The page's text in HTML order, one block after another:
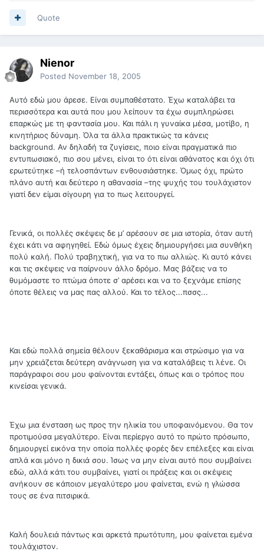
Quote
Nienor
Posted November 18, 2005
Αυτό εδώ μου άρεσε. Είναι συμπαθέστατο. Έχω καταλάβει τα
περισσότερα και αυτά που μου λείπουν τα έχω συμπληρώσει
επαρκώς με τη φαντασία μου. Και πάλι η γυναίκα μέσα, μοτίβο, η
κινητήριος δύναμη. Όλα τα άλλα πρακτικώς τα κάνεις
background. Αν δηλαδή τα ζυγίσεις, ποιο είναι πραγματικά πιο
εντυπωσιακό, πιο σου μένει, είναι το ότι είναι αθάνατος και όχι ότι
ερωτεύτηκε –ή τελοσπάντων ενθουσιάστηκε. Όμως όχι, πρώτο
πλάνο αυτή και δεύτερο η αθανασία –της ψυχής του τουλάχιστον
γιατί δεν είμαι σίγουρη για το πως λειτουργεί.
Γενικά, οι πολλές σκέψεις δε μ’ αρέσουν σε μια ιστορία, όταν αυτή
έχει κάτι να αφηγηθεί. Εδώ όμως έχεις δημιουργήσει μια συνθήκη
πολύ καλή. Πολύ τραβηχτική, για να το πω αλλιώς. Κι αυτό κάνει
και τις σκέψεις να παίρνουν άλλο δρόμο. Μας βάζεις να το
θυμόμαστε το πτώμα όποτε σ’ αρέσει και να το ξεχνάμε επίσης
όποτε θέλεις να μας πας αλλού. Και το τέλος...πσσς...
Και εδώ πολλά σημεία θέλουν ξεκαθάρισμα και στρώσιμο για να
μην χρειάζεται δεύτερη ανάγνωση για να καταλάβεις τι λένε. Οι
παράγραφοι σου μου φαίνονται εντάξει, όπως και ο τρόπος που
κινείσαι γενικά.
Έχω μια ένσταση ως προς την ηλικία του υποφαινόμενου. Θα τον
προτιμούσα μεγαλύτερο. Είναι περίεργο αυτό το πρώτο πρόσωπο,
δημιουργεί εικόνα την οποία πολλές φορές δεν επέλεξες και είναι
απλά και μόνο η δικιά σου. Ίσως να μην είναι αυτό που συμβαίνει
εδώ, αλλά κάτι του συμβαίνει, γιατί οι πράξεις και οι σκέψεις
ανήκουν σε κάποιον μεγαλύτερο μου φαίνεται, ενώ η γλώσσα
τους σε ένα πιτσιρικά.
Καλή δουλειά πάντως και αρκετά πρωτότυπη, μου φαίνεται εμένα
τουλάχιστον.